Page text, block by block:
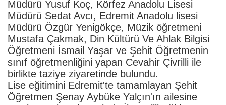
Müdürü Yusuf Koç, Körfez Anadolu Lisesi
Müdürü Sedat Avcı, Edremit Anadolu lisesi
Müdürü Özgür Yenigökçe, Müzik öğretmeni
Mustafa Çakmak, Din Kültürü Ve Ahlak Bilgisi
Öğretmeni İsmail Yaşar ve Şehit Öğretmenin
sınıf öğretmenliğini yapan Cevahir Çivrilli ile
birlikte taziye ziyaretinde bulundu.
Lise eğitimini Edremit'te tamamlayan Şehit
Öğretmen Şenay Aybüke Yalçın'ın ailesine